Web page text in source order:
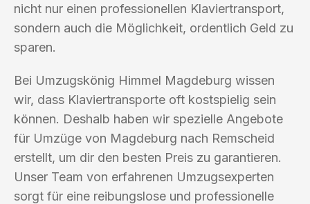
nicht nur einen professionellen Klaviertransport,
sondern auch die Möglichkeit, ordentlich Geld zu
sparen.
Bei Umzugskönig Himmel Magdeburg wissen
wir, dass Klaviertransporte oft kostspielig sein
können. Deshalb haben wir spezielle Angebote
für Umzüge von Magdeburg nach Remscheid
erstellt, um dir den besten Preis zu garantieren.
Unser Team von erfahrenen Umzugsexperten
sorgt für eine reibungslose und professionelle